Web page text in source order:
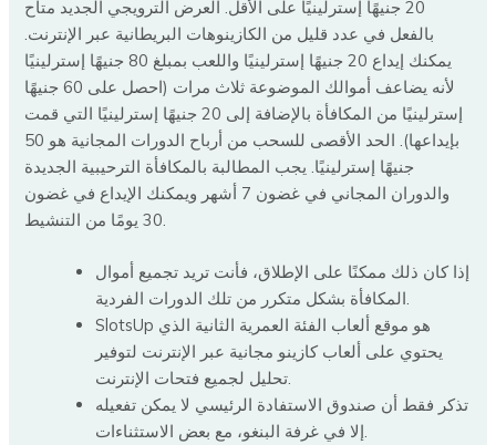
20 جنيهًا إسترلينيًا على الأقل. العرض الترويجي الجديد متاح
بالفعل في عدد قليل من الكازينوهات البريطانية عبر الإنترنت.
يمكنك إيداع 20 جنيهًا إسترلينيًا واللعب بمبلغ 80 جنيهًا إسترلينيًا
لأنه يضاعف أموالك الموضوعة ثلاث مرات (احصل على 60 جنيهًا
إسترلينيًا من المكافأة بالإضافة إلى 20 جنيهًا إسترلينيًا التي قمت
بإيداعها). الحد الأقصى للسحب من أرباح الدورات المجانية هو 50
جنيهًا إسترلينيًا. يجب المطالبة بالمكافأة الترحيبية الجديدة
والدوران المجاني في غضون 7 أشهر ويمكنك الإيداع في غضون
إذا كان ذلك ممكنًا على الإطلاق، فأنت تريد تجميع أموال
المكافأة بشكل متكرر من تلك الدورات الفردية.
SlotsUp هو موقع ألعاب الفئة العمرية الثانية الذي
يحتوي على ألعاب كازينو مجانية عبر الإنترنت لتوفير
تحليل لجميع فتحات الإنترنت.
تذكر فقط أن صندوق الاستفادة الرئيسي لا يمكن تفعيله
إلا في غرفة البنغو، مع بعض الاستثناءات.